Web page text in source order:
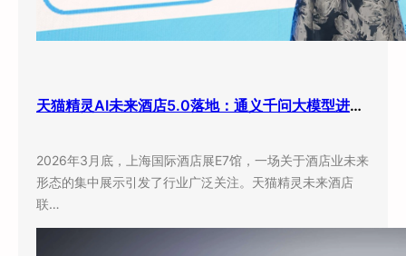
天猫精灵AI未来酒店5.0落地：通义千问大模型进驻客房，酒店业迎来”数字员工”时代
2026年3月底，上海国际酒店展E7馆，一场关于酒店业未来
形态的集中展示引发了行业广泛关注。天猫精灵未来酒店
联…